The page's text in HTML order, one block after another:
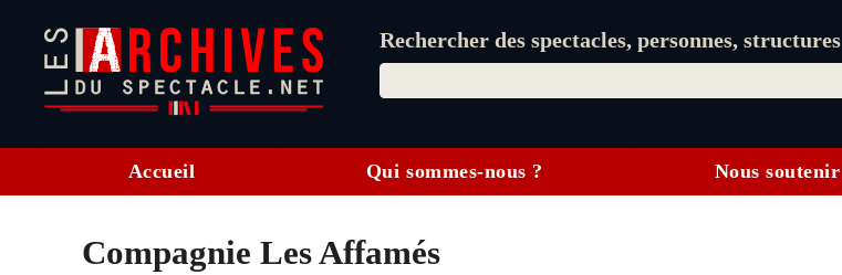
Rechercher des spectacles, personnes, structures
Accueil Qui sommes-nous ? Nous soutenir
Compagnie Les Affamés